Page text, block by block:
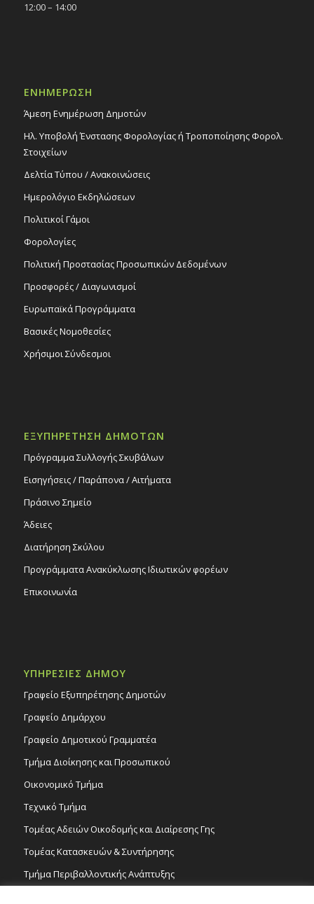
12:00 – 14:00
ΕΝΗΜΕΡΩΣΗ
Άμεση Ενημέρωση Δημοτών
Ηλ. Υποβολή Ένστασης Φορολογίας ή Τροποποίησης Φορολ.
Στοιχείων
Δελτία Τύπου / Ανακοινώσεις
Ημερολόγιο Εκδηλώσεων
Πολιτικοί Γάμοι
Φορολογίες
Πολιτική Προστασίας Προσωπικών Δεδομένων
Προσφορές / Διαγωνισμοί
Ευρωπαϊκά Προγράμματα
Βασικές Νομοθεσίες
Χρήσιμοι Σύνδεσμοι
ΕΞΥΠΗΡΕΤΗΣΗ ΔΗΜΟΤΩΝ
Πρόγραμμα Συλλογής Σκυβάλων
Εισηγήσεις / Παράπονα / Αιτήματα
Πράσινο Σημείο
Άδειες
Διατήρηση Σκύλου
Προγράμματα Ανακύκλωσης Ιδιωτικών φορέων
Επικοινωνία
ΥΠΗΡΕΣΙΕΣ ΔΗΜΟΥ
Γραφείο Εξυπηρέτησης Δημοτών
Γραφείο Δημάρχου
Γραφείο Δημοτικού Γραμματέα
Τμήμα Διοίκησης και Προσωπικού
Οικονομικό Τμήμα
Τεχνικό Τμήμα
Τομέας Αδειών Οικοδομής και Διαίρεσης Γης
Τομέας Κατασκευών & Συντήρησης
Τμήμα Περιβαλλοντικής Ανάπτυξης